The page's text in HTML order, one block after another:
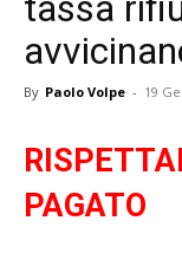
By Paolo Volpe - 19
PAGATO